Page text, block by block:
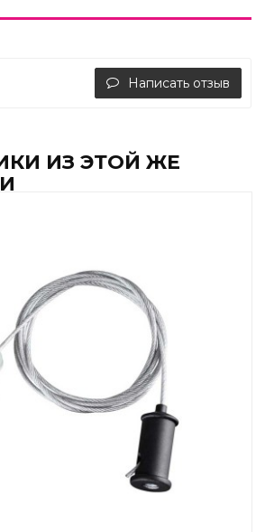
Написать отзыв
ИЗ ЭТОЙ ЖЕ